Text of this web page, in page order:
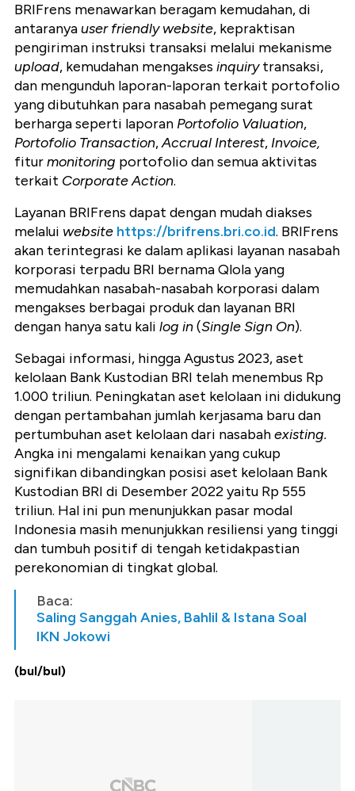
BRIFrens menawarkan beragam kemudahan, di
antaranyauser friendly website, kepraktisan
pengiriman instruksi transaksi melalui mekanisme
upload, kemudahan mengakses inquirytransaksi,
dan mengunduh laporan-laporan terkait portofolio
yang dibutuhkan para nasabah pemegang surat
berharga seperti laporan Portofolio Valuation,
Portofolio Transaction,Accrual Interest, Invoice,
fiturmonitoring portofolio dan semua aktivitas
terkait Corporate Action.
Layanan BRIFrens dapat dengan mudah diakses
melalui website https://brifrens.bri.co.id. BRIFrens
akan terintegrasi ke dalam aplikasi layanan nasabah
korporasi terpadu BRI bernama Qlola yang
memudahkan nasabah-nasabah korporasi dalam
mengakses berbagai produk dan layanan BRI
dengan hanya satu kali log in(Single Sign On).
Sebagai informasi, hingga Agustus 2023, aset
kelolaan Bank Kustodian BRI telah menembus Rp
1.000 triliun. Peningkatan aset kelolaan ini didukung
dengan pertambahan jumlah kerjasama baru dan
pertumbuhan aset kelolaan dari nasabahexisting.
Angka ini mengalami kenaikan yang cukup
signifikan dibandingkan posisi aset kelolaan Bank
Kustodian BRI di Desember 2022 yaitu Rp 555
triliun. Hal ini pun menunjukkan pasar modal
Indonesia masih menunjukkan resiliensi yang tinggi
dan tumbuh positif di tengah ketidakpastian
perekonomian di tingkat global.
Baca:
Saling Sanggah Anies, Bahlil & Istana Soal
IKN Jokowi
(bul/bul)